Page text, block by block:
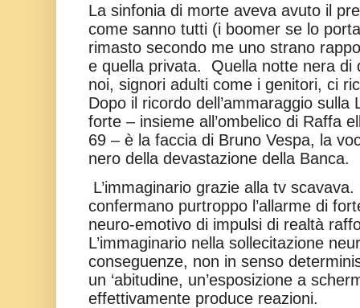
La sinfonia di morte aveva avuto il
come sanno tutti (i boomer se lo
rimasto secondo me uno strano
e quella privata.
Quella notte nera di
noi, signori adulti come i genitori, ci
Dopo il ricordo dell’ammaraggio sulla
forte – insieme all’ombelico di Raffa
69 – è la faccia di Bruno Vespa, la
nero della devastazione della Banca.
L’immaginario grazie alla tv
confermano purtroppo l’allarme di
neuro-emotivo di impulsi di realtà
L’immaginario nella sollecitazione
conseguenze, non in senso
un ‘abitudine, un’esposizione a
effettivamente produce reazioni.